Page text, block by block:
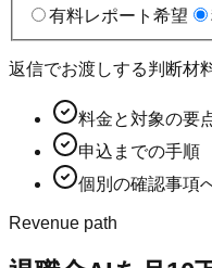
有料レポート希望
返信でお渡しする判断材
料金と対象の要
申込までの手順
個別の確認事項
Revenue path